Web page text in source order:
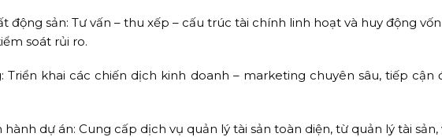
động sản: Tư vấn – thu xếp – cấu trúc tài chính linh hoạt và huy động
soát rủi ro.
Triển khai các chiến dịch kinh doanh – marketing chuyên sâu, tiếp cận
hành dự án: Cung cấp dịch vụ quản lý tài sản toàn diện, từ quản lý tài